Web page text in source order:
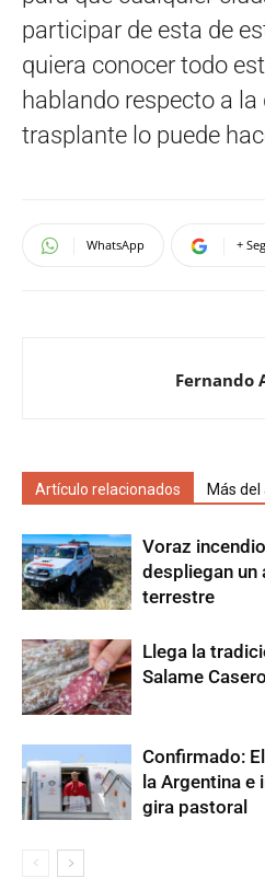
participar de esta de
quiera conocer todo
hablando respecto a la
trasplante lo puede
WhatsApp +
Fernando
Artículo relacionados Más
Voraz
despliegan un
terrestre
Llega la
Salame
Confirmado:
la Argentina e
gira pastoral